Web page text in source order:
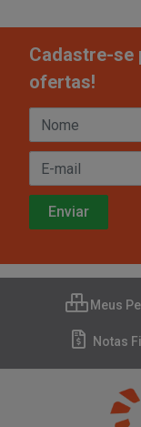
Cadastre-se
ofertas!
Meus
Notas